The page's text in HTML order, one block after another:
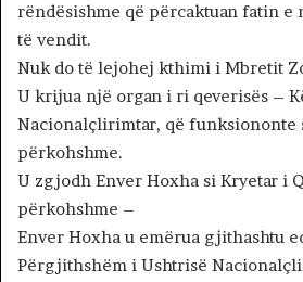
rëndësishme që përcaktuan fatin e
të vendit.
Nuk do të lejohej kthimi i Mbretit
U krijua një organ i ri qeverisës –
Nacionalçlirimtar, që funksiononte
përkohshme.
U zgjodh Enver Hoxha si Kryetar i
përkohshme –
Enver Hoxha u emërua gjithashtu
Përgjithshëm i Ushtrisë